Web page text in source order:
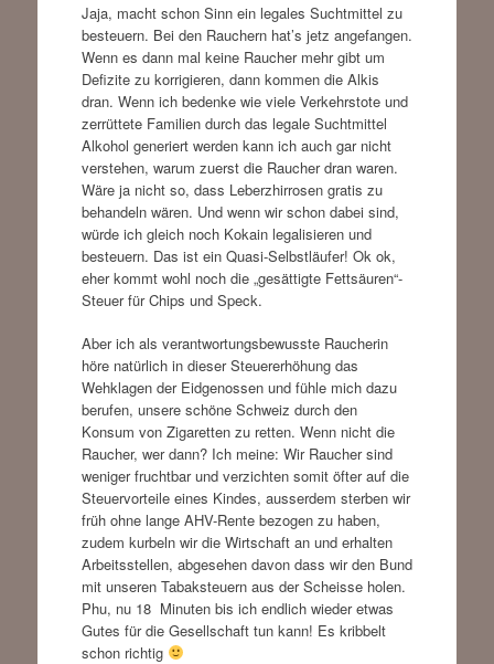
Jaja, macht schon Sinn ein legales Suchtmittel zu
besteuern. Bei den Rauchern hat’s jetz angefangen.
Wenn es dann mal keine Raucher mehr gibt um
Defizite zu korrigieren, dann kommen die Alkis
dran. Wenn ich bedenke wie viele Verkehrstote und
zerrüttete Familien durch das legale Suchtmittel
Alkohol generiert werden kann ich auch gar nicht
verstehen, warum zuerst die Raucher dran waren.
Wäre ja nicht so, dass Leberzhirrosen gratis zu
behandeln wären. Und wenn wir schon dabei sind,
würde ich gleich noch Kokain legalisieren und
besteuern. Das ist ein Quasi-Selbstläufer! Ok ok,
eher kommt wohl noch die „gesättigte Fettsäuren“-
Steuer für Chips und Speck.
Aber ich als verantwortungsbewusste Raucherin
höre natürlich in dieser Steuererhöhung das
Wehklagen der Eidgenossen und fühle mich dazu
berufen, unsere schöne Schweiz durch den
Konsum von Zigaretten zu retten. Wenn nicht die
Raucher, wer dann? Ich meine: Wir Raucher sind
weniger fruchtbar und verzichten somit öfter auf die
Steuervorteile eines Kindes, ausserdem sterben wir
früh ohne lange AHV-Rente bezogen zu haben,
zudem kurbeln wir die Wirtschaft an und erhalten
Arbeitsstellen, abgesehen davon dass wir den Bund
mit unseren Tabaksteuern aus der Scheisse holen.
Phu, nu 18 Minuten bis ich endlich wieder etwas
Gutes für die Gesellschaft tun kann! Es kribbelt
schon richtig